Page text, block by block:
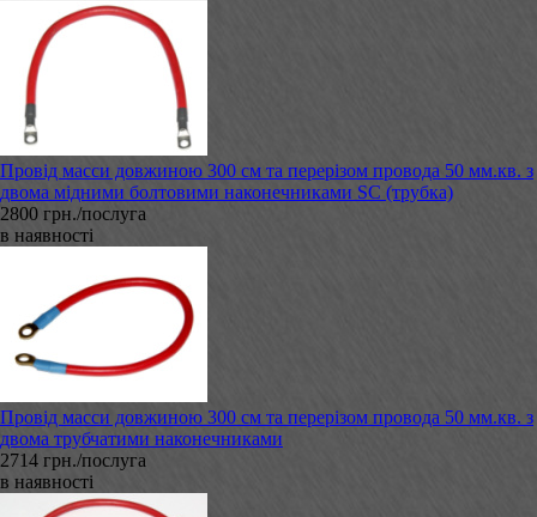
Провід масси довжиною 300 см та перерізом провода 50 мм.кв. з
двома мідними болтовими наконечниками SC (трубка)
2800 грн./послуга
в наявності
Провід масси довжиною 300 см та перерізом провода 50 мм.кв. з
двома трубчатими наконечниками
2714 грн./послуга
в наявності